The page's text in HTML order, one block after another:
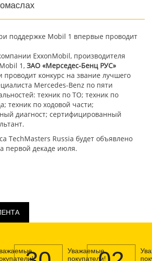
поддержке Mobil 1 впервые проводит
ExxonMobil, производителя
1, ЗАО «Мерседес-Бенц РУС»
проводит конкурс на звание лучшего
Mercedes-Benz по пяти
техник по ТО; техник по
техник по ходовой части;
диагност; сертифицированный
TechMasters Russia будет объявлено
первой декаде июля.
Уважаемые
покупатели!